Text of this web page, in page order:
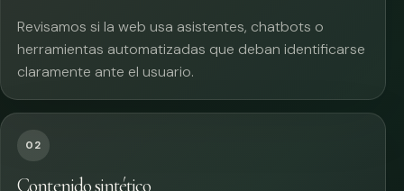
Revisamos si la web usa asistentes, chatbots o
herramientas automatizadas que deban identificarse
claramente ante el usuario.
02
Contenido sintético